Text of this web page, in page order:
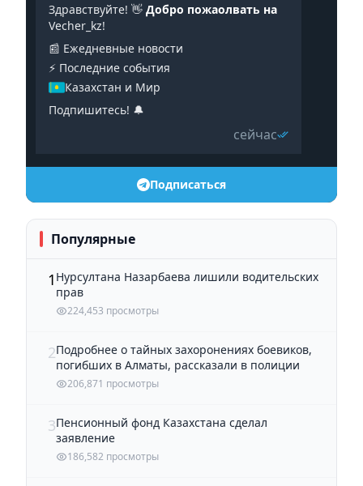
Здравствуйте! 👋 Добро пожаолвать на
Vecher_kz!
📰 Ежедневные новости
⚡️ Последние события
Казахстан и Мир
Подпишитесь! 🔔
сейчас
Подписаться
Популярные
1 Нурсултана Назарбаева лишили водительских
прав
224,453 просмотры
2Подробнее о тайных захоронениях боевиков,
погибших в Алматы, рассказали в полиции
206,871 просмотры
3Пенсионный фонд Казахстана сделал
заявление
186,582 просмотры